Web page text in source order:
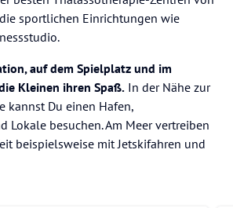
sportlichen Einrichtungen wie
auf dem Spielplatz und im
Kleinen ihren Spaß. In der Nähe zur
kannst Du einen Hafen,
Lokale besuchen. Am Meer vertreiben
beispielsweise mit Jetskifahren und